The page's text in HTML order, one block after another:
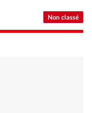
Non classé